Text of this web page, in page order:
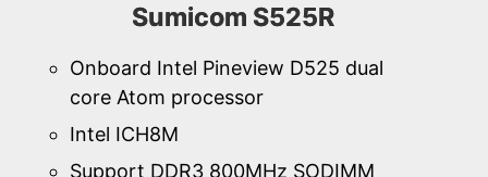
Sumicom S525R
Onboard Intel Pineview D525 dual
core Atom processor
Intel ICH8M
Support DDR3 800MHz SODIMM